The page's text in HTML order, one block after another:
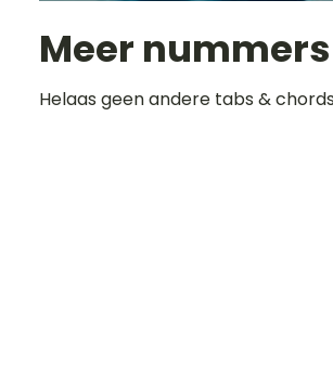
Meer
Helaas geen andere tabs &